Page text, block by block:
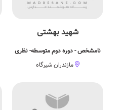
شهید بهشتی
نامشخص - دوره دوم متوسطه- نظری
مازندران شیرگاه